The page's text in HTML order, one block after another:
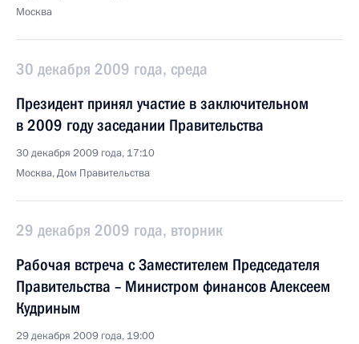
Москва
30 декабря 2009 года, среда
Президент принял участие в заключительном
в 2009 году заседании Правительства
30 декабря 2009 года, 17:10
Москва, Дом Правительства
29 декабря 2009 года, вторник
Рабочая встреча с Заместителем Председателя
Правительства – Министром финансов Алексеем
Кудриным
29 декабря 2009 года, 19:00